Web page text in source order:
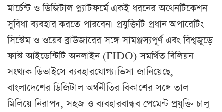
মার্চেন্ট ও ডিজিটাল প্ল্যাটফর্মে একই ধরনের অথেনটিকেশন
সুবিধা ব্যবহার করতে পারবেন। প্রযুক্তিটি প্রধান অপারেটিং
সিস্টেম ও ওয়েব ব্রাউজারের সঙ্গে সামঞ্জস্যপূর্ণ এবং বিশ্বজুড়ে
ফাস্ট আইডেন্টিটি অনলাইন (FIDO) সমর্থিত বিলিয়ন
সংখ্যক ডিভাইসে ব্যবহারযোগ্য।ভিসা জানিয়েছে,
বাংলাদেশের ডিজিটাল অর্থনীতির বিকাশের সঙ্গে তাল
মিলিয়ে নিরাপদ, সহজ ও ব্যবহারবান্ধব পেমেন্ট প্রযুক্তি চালু